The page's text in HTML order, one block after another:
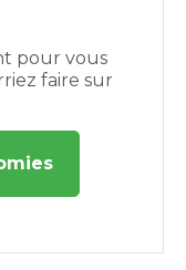
pour vous
faire sur